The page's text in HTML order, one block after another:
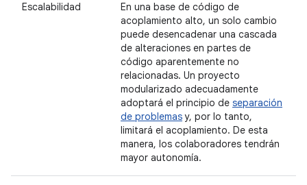
Escalabilidad
En una base de código de
acoplamiento alto, un solo cambio
puede desencadenar una cascada
de alteraciones en partes de
código aparentemente no
relacionadas. Un proyecto
modularizado adecuadamente
adoptará el principio de separación
de problemasy, por lo tanto,
limitará el acoplamiento. De esta
manera, los colaboradores tendrán
mayor autonomía.